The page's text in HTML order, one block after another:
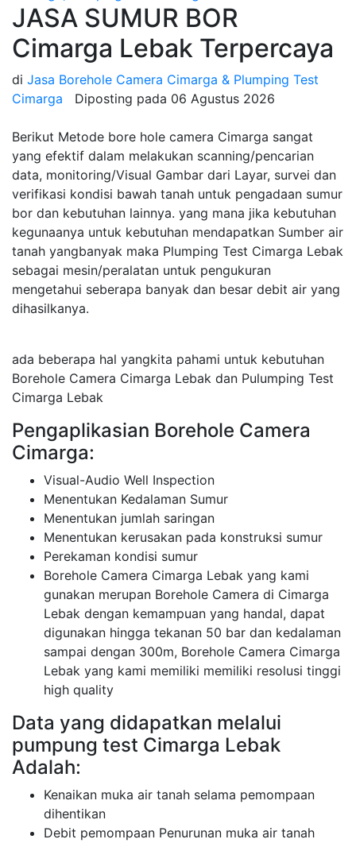
JASA SUMUR BOR
Cimarga Lebak Terpercaya
di Jasa Borehole Camera Cimarga & Plumping Test
Cimarga
Diposting pada 06 Agustus 2026
Berikut Metode bore hole camera Cimarga sangat
yang efektif dalam melakukan scanning/pencarian
data, monitoring/Visual Gambar dari Layar, survei dan
verifikasi kondisi bawah tanah untuk pengadaan sumur
bor dan kebutuhan lainnya. yang mana jika kebutuhan
kegunaanya untuk kebutuhan mendapatkan Sumber air
tanah yangbanyak maka Plumping Test Cimarga Lebak
sebagai mesin/peralatan untuk pengukuran
mengetahui seberapa banyak dan besar debit air yang
dihasilkanya.
ada beberapa hal yangkita pahami untuk kebutuhan
Borehole Camera Cimarga Lebak dan Pulumping Test
Cimarga Lebak
Pengaplikasian Borehole Camera
Cimarga:
Visual-Audio Well Inspection
Menentukan Kedalaman Sumur
Menentukan jumlah saringan
Menentukan kerusakan pada konstruksi sumur
Perekaman kondisi sumur
Borehole Camera Cimarga Lebak yang kami
gunakan merupan Borehole Camera di Cimarga
Lebak dengan kemampuan yang handal, dapat
digunakan hingga tekanan 50 bar dan kedalaman
sampai dengan 300m, Borehole Camera Cimarga
Lebak yang kami memiliki memiliki resolusi tinggi
high quality
Data yang didapatkan melalui
pumpung test Cimarga Lebak
Adalah:
Kenaikan muka air tanah selama pemompaan
dihentikan
Debit pemompaan Penurunan muka air tanah